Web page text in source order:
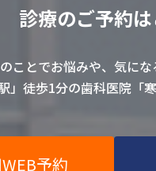
診療のご予約
ことでお悩みや、気にな
」徒歩1分の歯科医院「
予約